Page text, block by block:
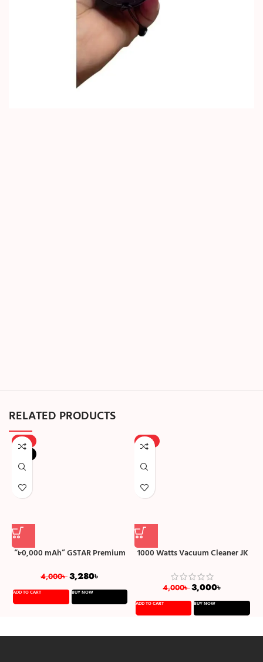
RELATED PRODUCTS
-18%
“৮0,000 mAh” GSTAR Premium
4,000৳3,280৳
ADD TO CART BUY NOW
-25%
1000 Watts Vacuum Cleaner JK
4,000৳3,000৳
ADD TO CART BUY NOW